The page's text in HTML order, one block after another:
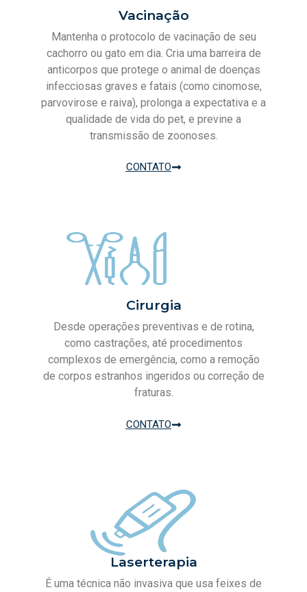
Vacinação
Mantenha o protocolo de vacinação de seu
cachorro ou gato em dia. Cria uma barreira de
anticorpos que protege o animal de doenças
infecciosas graves e fatais (como cinomose,
parvovirose e raiva), prolonga a expectativa e a
qualidade de vida do pet, e previne a
transmissão de zoonoses.
CONTATO
Cirurgia
Desde operações preventivas e de rotina,
como castrações, até procedimentos
complexos de emergência, como a remoção
de corpos estranhos ingeridos ou correção de
fraturas.
CONTATO
Laserterapia
É uma técnica não invasiva que usa feixes de